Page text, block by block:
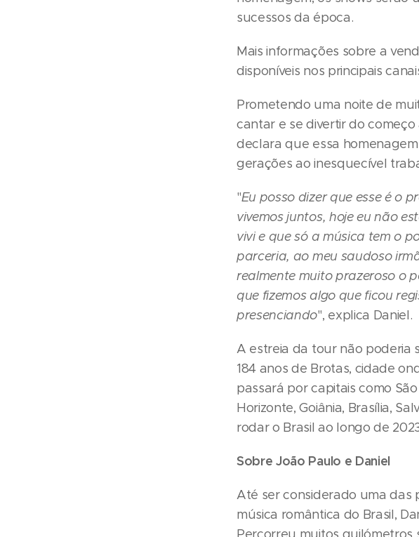
sucessos da época.
Mais informações sobre a
disponíveis nos principais
Prometendo uma noite de
cantar e se divertir do
declara que essa
gerações ao inesquecível
"Eu posso dizer que esse é o
vivemos juntos, hoje eu não
vivi e que só a música tem o
parceria, ao meu saudoso
realmente muito prazeroso o
que fizemos algo que ficou
presenciando", explica Daniel.
A estreia da tour não poderia
184 anos de Brotas, cidade
passará por capitais como
Horizonte, Goiânia, Brasília,
rodar o Brasil ao longo de
Sobre João Paulo e Daniel
Até ser considerado uma das
música romântica do Brasil,